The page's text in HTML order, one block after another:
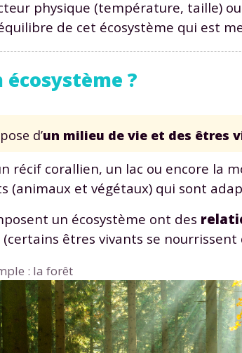
physique (température, taille)
de cet écosystème qui est
?
d’un milieu de vie et des êtres
récif corallien, un lac ou encore la
(animaux et végétaux) qui sont
un écosystème ont des
(certains êtres vivants se nourrissent
: la forêt